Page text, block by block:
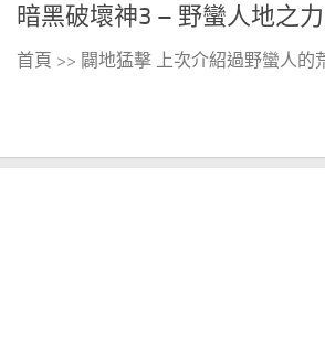
暗黑破壞神3 – 野蠻人地之
首頁 >> 闢地猛擊 上次介紹過野蠻人的